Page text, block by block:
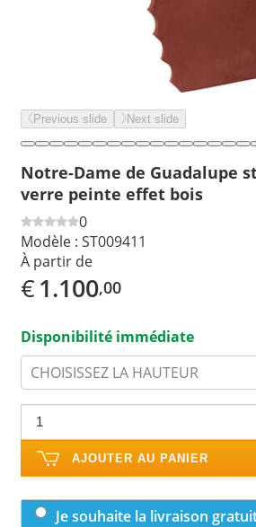
Previous slide Next slide
Notre-Dame de Guadalupe
verre peinte effet bois
0
Modèle : ST009411
À partir de
€1.100,00
Disponibilité immédiate
CHOISISSEZ LA HAUTEUR
AJOUTER AU PANIER
Je souhaite la livraison